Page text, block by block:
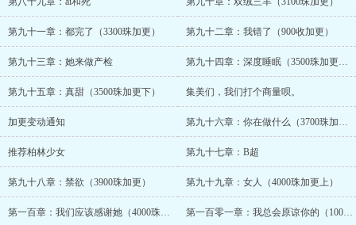
第九十一章：都完了（3300珠加更） 第九十二章：我错了（900收加更）
第九十三章：她来做产检 第九十四章：深度睡眠（3500珠加更上）
第九十五章：真甜（3500珠加更下） 集美们，我们打个商量呗。
加更变动通知 第九十六章：你在做什么（3700珠加更）
推荐柏林少女 第九十七章：B超
第九十八章：禁欲（3900珠加更） 第九十九章：女人（4000珠加更上）
第一百章：我们应该感谢她（4000珠加更下） 第一百零一章：我总会原谅你的（1000收加更）